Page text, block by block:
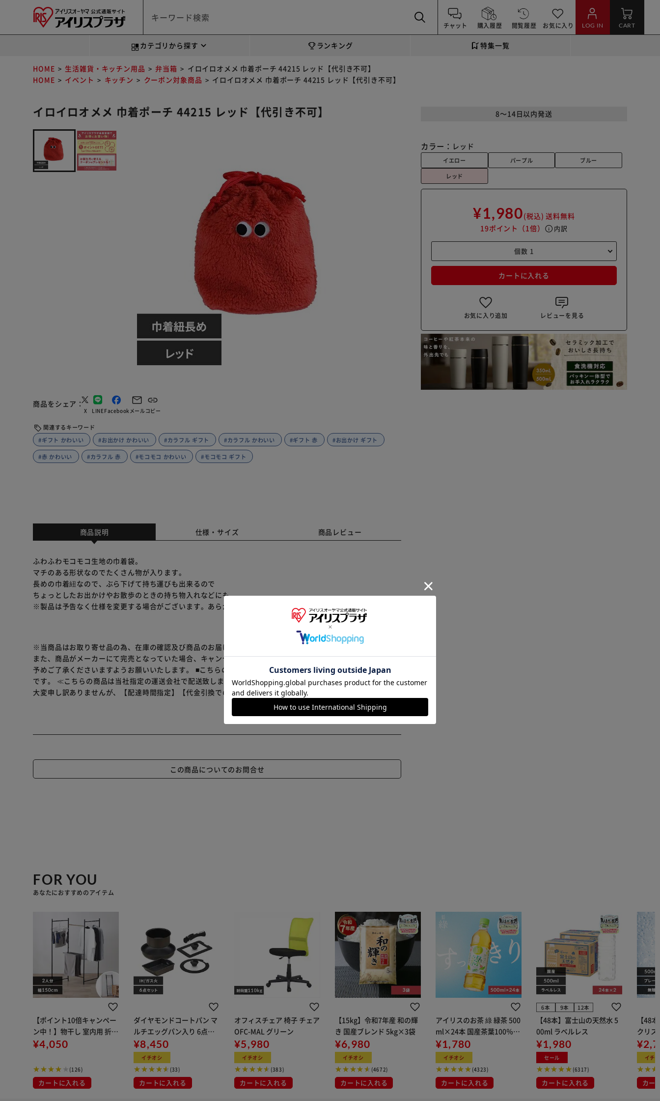
チャット 購入履歴 閲覧履歴 お気に入り LOG IN CART
カテゴリから探す ランキング 特集一覧
HOME 生活雑貨・キッチン用品 弁当箱
イロイロオメメ 巾着ポーチ 44215 レッド【代引き不可】
HOME
イベント キッチン クーポン対象商品 イロイロオメメ 巾着ポーチ 44215 レッド【代引き不可】
イロイロオメメ 巾着ポーチ 44215 レッド【代引き不可】
商品をシェア
X LINEFacebook メールコピー
関連するキーワード
#ギフト かわいい
#お出かけ かわいい #カラフル ギフト #カラフル かわいい #ギフト 赤 #お出かけ ギフト
#赤 かわいい #カラフル 赤 #モコモコ かわいい #モコモコ ギフト
8～14日以内発送
カラー： レッド
イエロー パープル
ブルー
レッド
¥1,980(税込) 送料無料
19ポイント （1倍） info 内訳
カートに入れる
お気に入り追加 レビューを見る
商品説明 仕様・サイズ 商品レビュー
ふわふわモコモコ生地の巾着袋。
マチのある形状なのでたくさん物が入ります。
長めの巾着紐なので、ぶら下げて持ち運びも出来るので
ちょっとしたお出かけやお散歩のときの持ち物入れなどにも。
※製品は予告なく仕様を変更する場合がございます。あらかじめご了承ください。
※当商品はお取り寄せ品の為、在庫の確認及び商品のお届けまでお時間を頂く場合がございます。
また、商品がメーカーにて完売となっていた場合、キャンセル又は注文内容の変更をお願いいたしております。
予めご了承くださいますようお願いいたします。 ■こちらの商品はアイリスプラザがセレクトしたオススメ商品
です。 ≪こちらの商品は当社指定の運送会社で配送致します≫
大変申し訳ありませんが、【配達時間指定】【代金引換でのお支払】は出来ません。ご了承ください。
この商品についてのお問合せ
FOR YOU
あなたにおすすめのアイテム
【ポイント10倍キャンペー
ン中！】物干し 室内用 折り
たたみ式 3連 OTM-150R ブ
メ
¥4,050
(126)
カートに入れる
ダイヤモンドコートパン マ
ルチエッグパン入り 6点セ
ット IHガス火対応 MEGI-6S
ブラウンメタリック
¥8,450
イチオシ
(33)
カートに入れる
オフィスチェア 椅子 チェア
OFC-MAL グリーン
¥5,980
イチオシ
(383)
カートに入れる
【15kg】令和7年産 和の輝
き 国産ブレンド 5kg×3袋
¥6,980
イチオシ
(4672)
カートに入れる
アイリスのお茶 綠 緑茶 500
ml×24本 国産茶葉100％使
用
¥1,780
イチオシ
(4323)
カートに入れる
6本 9本 12本
【48本】富士山の天然水 5
00ml ラベルレス
¥1,980
セール
(6317)
カートに入れる
【48
クリス
ン
イチ
カー
※ご確認ください